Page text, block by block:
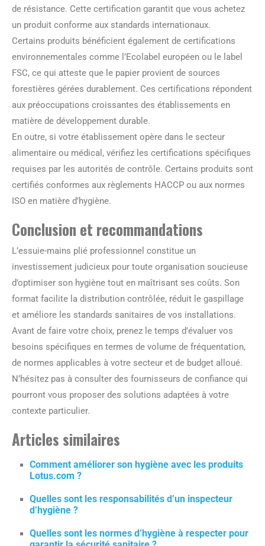
de résistance. Cette certification garantit que vous achetez
un produit conforme aux standards internationaux.
Certains produits bénéficient également de certifications
environnementales comme l’Ecolabel européen ou le label
FSC, ce qui atteste que le papier provient de sources
forestières gérées durablement. Ces certifications répondent
aux préoccupations croissantes des établissements en
matière de développement durable.
En outre, si votre établissement opère dans le secteur
alimentaire ou médical, vérifiez les certifications spécifiques
requises par les autorités de contrôle. Certains produits sont
certifiés conformes aux règlements HACCP ou aux normes
ISO en matière d’hygiène.
Conclusion et recommandations
L’essuie-mains plié professionnel constitue un
investissement judicieux pour toute organisation soucieuse
d’optimiser son hygiène tout en maîtrisant ses coûts. Son
format facilite la distribution contrôlée, réduit le gaspillage
et améliore les standards sanitaires de vos installations.
Avant de faire votre choix, prenez le temps d’évaluer vos
besoins spécifiques en termes de volume de fréquentation,
de normes applicables à votre secteur et de budget alloué.
N’hésitez pas à consulter des fournisseurs de confiance qui
pourront vous proposer des solutions adaptées à votre
contexte particulier.
Articles similaires
Comment améliorer son hygiène avec les produits
Lotus.com ?
Quelles sont les responsabilités d’un inspecteur
d’hygiène ?
Quelles sont les normes d’hygiène à respecter pour